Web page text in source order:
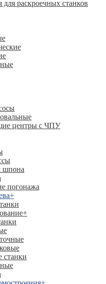
для раскроечных станков
центры с ЧПУ
шпона
погонажа
+
+